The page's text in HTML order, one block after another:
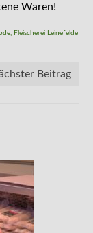
Waren!
Fleischerei Leinefelde
Beitrag